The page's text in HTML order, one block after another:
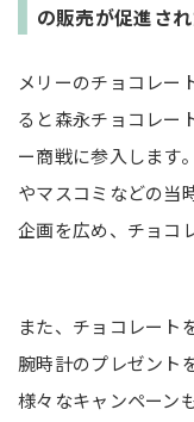
の販売が促進さ
メリーのチョコレー
ると森永チョコレー
ー商戦に参入します
やマスコミなどの当
企画を広め、チョコ
また、チョコレート
腕時計のプレゼント
様々なキャンペーン